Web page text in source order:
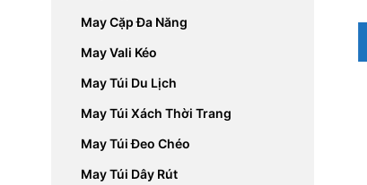
May Cặp Đa Năng
May Vali Kéo
May Túi Du Lịch
May Túi Xách Thời Trang
May Túi Đeo Chéo
May Túi Dây Rút